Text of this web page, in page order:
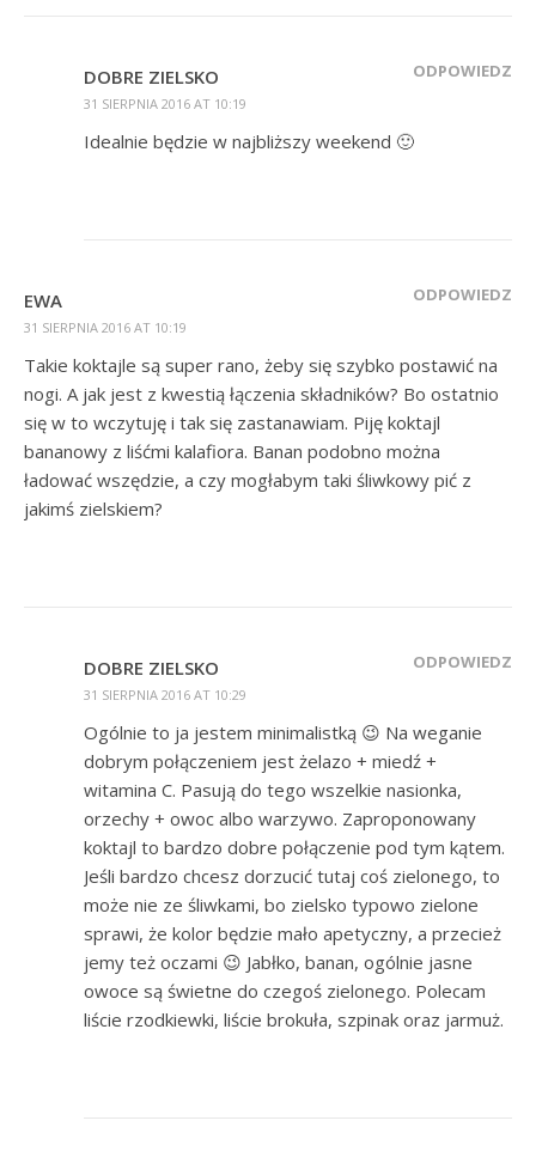
DOBRE ZIELSKO
31 SIERPNIA 2016 AT 10:19
ODPOWIEDZ
Idealnie będzie w najbliższy weekend 🙂
EWA
31 SIERPNIA 2016 AT 10:19
ODPOWIEDZ
Takie koktajle są super rano, żeby się szybko postawić na
nogi. A jak jest z kwestią łączenia składników? Bo ostatnio
się w to wczytuję i tak się zastanawiam. Piję koktajl
bananowy z liśćmi kalafiora. Banan podobno można
ładować wszędzie, a czy mogłabym taki śliwkowy pić z
jakimś zielskiem?
DOBRE ZIELSKO
31 SIERPNIA 2016 AT 10:29
ODPOWIEDZ
Ogólnie to ja jestem minimalistką 😉 Na weganie
dobrym połączeniem jest żelazo + miedź +
witamina C. Pasują do tego wszelkie nasionka,
orzechy + owoc albo warzywo. Zaproponowany
koktajl to bardzo dobre połączenie pod tym kątem.
Jeśli bardzo chcesz dorzucić tutaj coś zielonego, to
może nie ze śliwkami, bo zielsko typowo zielone
sprawi, że kolor będzie mało apetyczny, a przecież
jemy też oczami 😉 Jabłko, banan, ogólnie jasne
owoce są świetne do czegoś zielonego. Polecam
liście rzodkiewki, liście brokuła, szpinak oraz jarmuż.